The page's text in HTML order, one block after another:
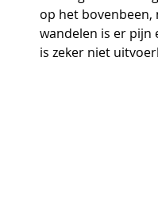
op het bovenbeen,
wandelen is er pijn
is zeker niet